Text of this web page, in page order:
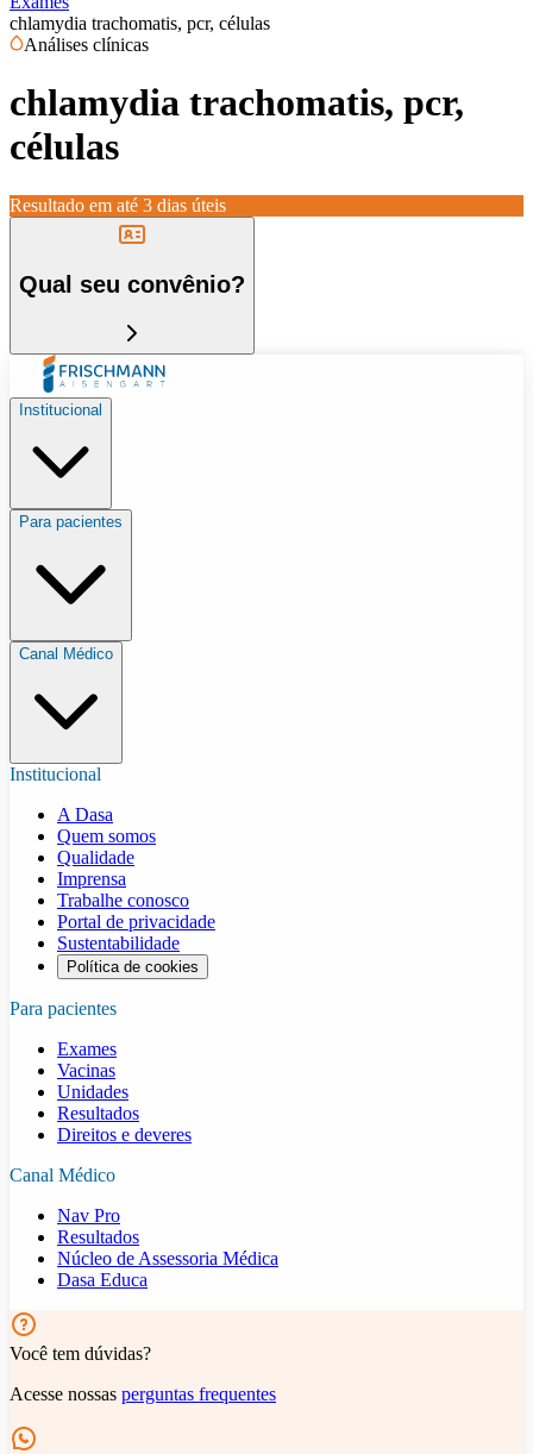
chlamydia trachomatis, pcr, células
Análises clínicas
chlamydia trachomatis, pcr,
células
Resultado em até 3 dias úteis
Qual seu convênio?
Institucional
Para pacientes
Canal Médico
Institucional
A Dasa
Quem somos
Qualidade
Imprensa
Trabalhe conosco
Portal de privacidade
Sustentabilidade
Política de cookies
Para pacientes
Exames
Vacinas
Unidades
Resultados
Direitos e deveres
Canal Médico
Nav Pro
Resultados
Núcleo de Assessoria Médica
Dasa Educa
Você tem dúvidas?
Acesse nossas perguntas frequentes